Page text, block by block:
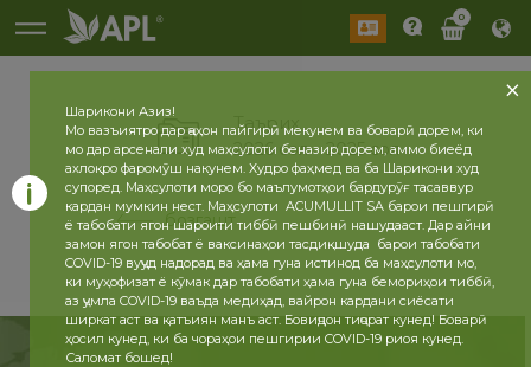
0
Таърих
2026 сол 2025 сол
бозгашт
Шарикони Азиз!
Мо вазъиятро дар ҷаҳон пайгирӣ мекунем ва боварӣ дорем, ки
мо дар арсенали худ маҳсулоти беназир дорем, аммо биеёд
ахлоқро фаромӯш накунем. Худро фаҳмед ва ба Шарикони худ
супоред. Маҳсулоти моро бо маълумотҳои бардурӯғ тасаввур
кардан мумкин нест. Маҳсулоти ACUMULLIT SA барои пешгирӣ
ё табобати ягон шароити тиббӣ пешбинӣ нашудааст. Дар айни
замон ягон табобат ё ваксинаҳои тасдиқшуда барои табобати
COVID-19 вуҷуд надорад ва ҳама гуна истинод ба маҳсулоти мо,
ки муҳофизат ё кӯмак дар табобати ҳама гуна бемориҳои тиббӣ,
аз ҷумла COVID-19 ваъда медиҳад, вайрон кардани сиёсати
ширкат аст ва қатъиян манъ аст. Бовиҷдон тиҷорат кунед! Боварӣ
ҳосил кунед, ки ба чораҳои пешгирии COVID-19 риоя кунед.
Саломат бошед!